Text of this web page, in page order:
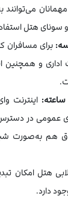
مهمانان
سونای هتل
برای مسافران
اداری و همچنین
اینترنت
عمومی در
هم به‌صورت
هتل امکان
دارد.